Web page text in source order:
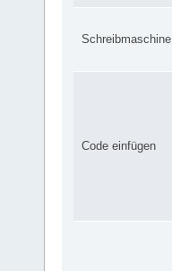
Schreibmaschine
Code einfügen